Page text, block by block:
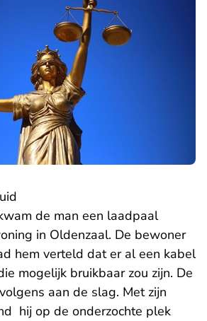
de man een laadpaal
in Oldenzaal. De bewoner
hem verteld dat er al een kabel
mogelijk bruikbaar zou zijn. De
aan de slag. Met zijn
hij op de onderzochte plek